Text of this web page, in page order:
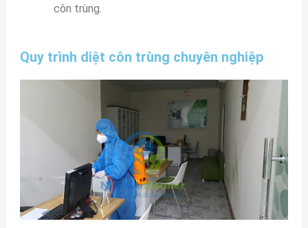
côn trùng.
Quy trình diệt côn trùng chuyên nghiệp